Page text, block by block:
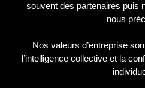
souvent des partenaires puis
nous
Nos valeurs d’entreprise
l’intelligence collective et la